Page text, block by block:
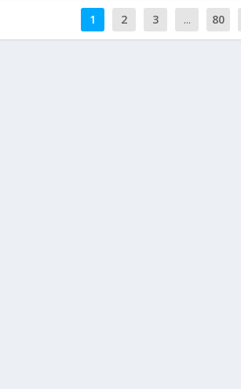
1 2 3 ... 80